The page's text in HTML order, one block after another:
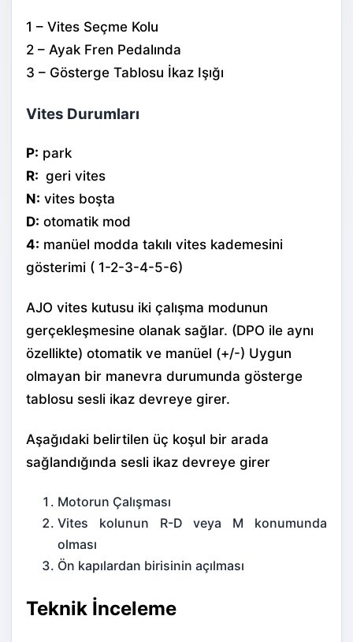
1 – Vites Seçme Kolu
2 – Ayak Fren Pedalında
3 – Gösterge Tablosu İkaz Işığı
Vites Durumları
P: park
R: geri vites
N: vites boşta
D: otomatik mod
4: manüel modda takılı vites kademesini
gösterimi ( 1-2-3-4-5-6)
AJO vites kutusu iki çalışma modunun
gerçekleşmesine olanak sağlar. (DPO ile aynı
özellikte) otomatik ve manüel (+/-) Uygun
olmayan bir manevra durumunda gösterge
tablosu sesli ikaz devreye girer.
Aşağıdaki belirtilen üç koşul bir arada
sağlandığında sesli ikaz devreye girer
Motorun Çalışması
Vites kolunun R-D veya M konumunda
olması
Ön kapılardan birisinin açılması
Teknik İnceleme